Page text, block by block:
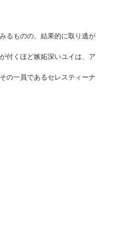
るものの、結果的に取り逃が
付くほど嫉妬深いユイは、ア
の一員であるセレスティーナ